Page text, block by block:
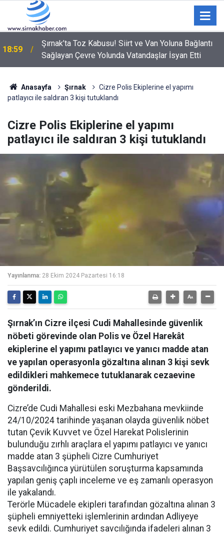
18:20
Şırnak'ta yerel basına can suyu: 9 aylık istihdam
desteği başlıyor
Anasayfa Şırnak
Cizre Polis Ekiplerine el yapımı
patlayıcı ile saldıran 3 kişi tutuklandı
Cizre Polis Ekiplerine el yapımı
patlayıcı ile saldıran 3 kişi tutuklandı
Yayınlanma: 28 Ekim 2024 Pazartesi 16:18
Şırnak’ın Cizre ilçesi Cudi Mahallesinde güvenlik
nöbeti görevinde olan Polis ve Özel Harekât
ekiplerine el yapımı patlayıcı ve yanıcı madde atan
ve yapılan operasyonla gözaltına alınan 3 kişi sevk
edildikleri mahkemece tutuklanarak cezaevine
gönderildi.
Cizre’de Cudi Mahallesi eski Mezbahana mevkiinde
24/10/2024 tarihinde yaşanan olayda güvenlik nöbet
tutan Çevik Kuvvet ve Özel Harekat Polislerinin
bulunduğu zırhlı araçlara el yapımı patlayıcı ve yanıcı
madde atan 3 şüpheli Cizre Cumhuriyet
Başsavcılığınca yürütülen soruşturma kapsamında
yapılan geniş çaplı inceleme ve eş zamanlı operasyon
ile yakalandı.
Terörle Mücadele ekipleri tarafından gözaltına alınan 3
şüpheli emniyetteki işlemlerinin ardından Adliyeye
sevk edildi. Cumhuriyet savcılığında ifadeleri alınan 3